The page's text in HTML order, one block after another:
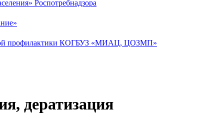
Роспотребнадзора
профилактики КОГБУЗ «МИАЦ, ЦОЗМП»
дератизация